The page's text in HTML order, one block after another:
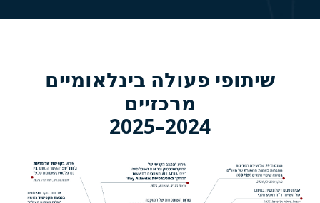
שיתופי פעולה בינלאומיים
מרכזיים
2024–2025